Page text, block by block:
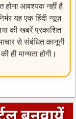
होना आवश्यक नहीं है
यह एक हिंदी न्यूज़
की खबरें प्रकाशित
से संबंधित कानूनी
ही मान्यता होगी।